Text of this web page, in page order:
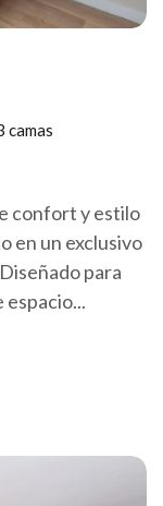
camas
confort y estilo
en un exclusivo
para